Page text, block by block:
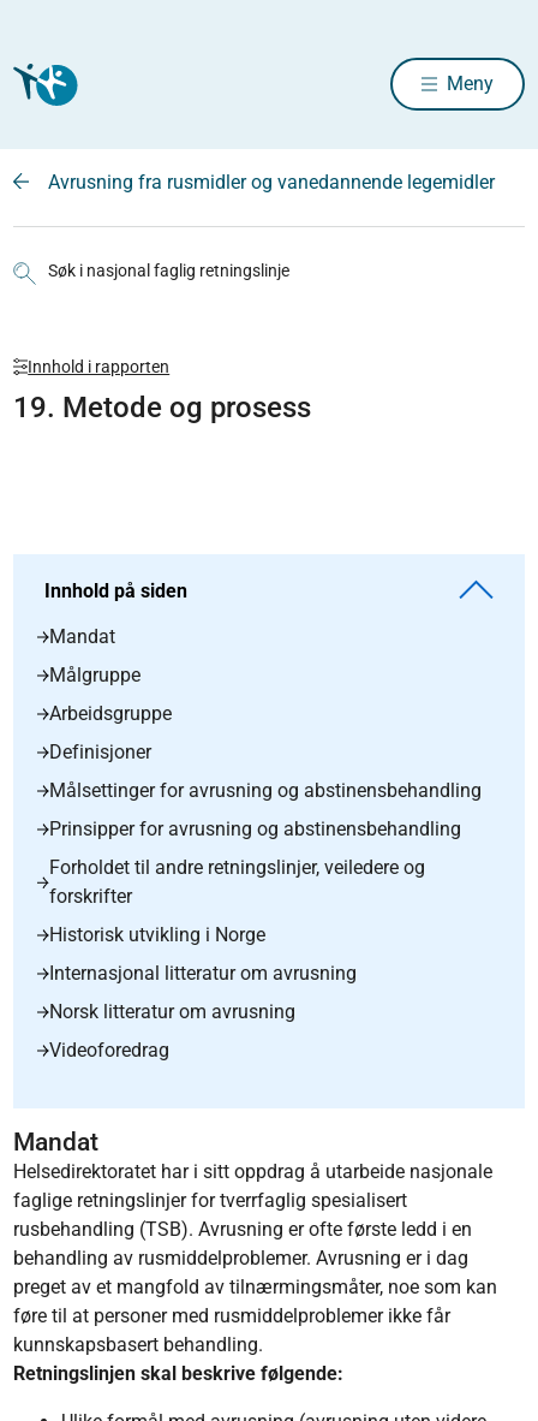
Meny
Avrusning fra rusmidler og vanedannende legemidler
Søk i nasjonal faglig retningslinje
Innhold i rapporten
19. Metode og prosess
Innhold på siden
Mandat
Målgruppe
Arbeidsgruppe
Definisjoner
Målsettinger for avrusning og abstinensbehandling
Prinsipper for avrusning og abstinensbehandling
Forholdet til andre retningslinjer, veiledere og
forskrifter
Historisk utvikling i Norge
Internasjonal litteratur om avrusning
Norsk litteratur om avrusning
Videoforedrag
Mandat
Helsedirektoratet har i sitt oppdrag å utarbeide nasjonale
faglige retningslinjer for tverrfaglig spesialisert
rusbehandling (TSB). Avrusning er ofte første ledd i en
behandling av rusmiddelproblemer. Avrusning er i dag
preget av et mangfold av tilnærmingsmåter, noe som kan
føre til at personer med rusmiddelproblemer ikke får
kunnskapsbasert behandling.
Retningslinjen skal beskrive følgende: